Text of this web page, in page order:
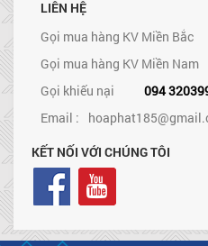
LIÊN HỆ
Gọi mua hàng KV Miền Bắc
Gọi mua hàng KV Miền Nam
Gọi khiếu nại
094
Email :
KẾT NỐI VỚI CHÚNG TÔI